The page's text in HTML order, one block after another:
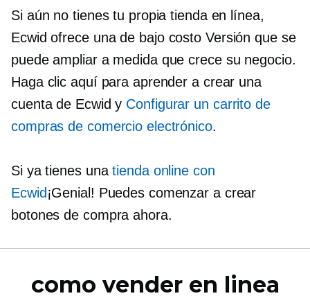
Si aún no tienes tu propia tienda en línea,
Ecwid ofrece unade bajo costo Versión que se
puede ampliar a medida que crece su negocio.
Haga clic aquí para aprender a crear una
cuenta de Ecwid y Configurar un carrito de
compras de comercio electrónico.
Si ya tienes unatienda online con
Ecwid ¡Genial! Puedes comenzar a crear
botones de compra ahora.
como vender en linea